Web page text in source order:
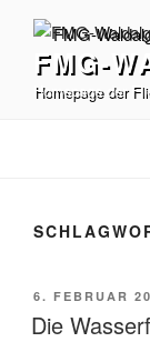
Inhalt
springenFMG-
Homepage der
AM
6. FEBRUAR
Die